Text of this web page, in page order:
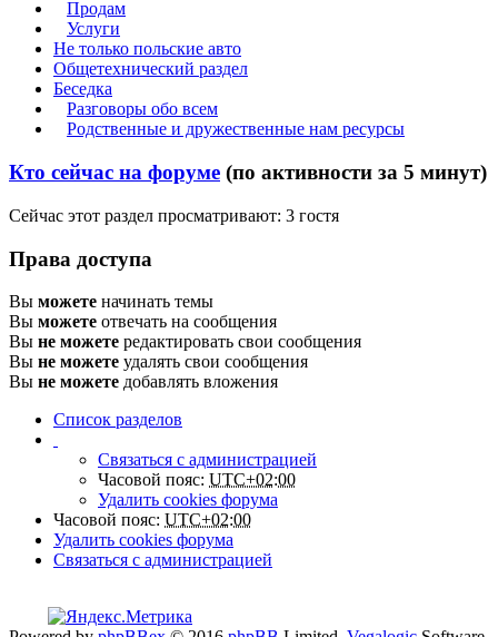
Продам
Услуги
Не только польские авто
Общетехнический раздел
Беседка
Разговоры обо всем
Родственные и дружественные нам ресурсы
Кто сейчас на форуме (по активности за 5 минут)
Сейчас этот раздел просматривают: 3 гостя
Права доступа
Вы можете начинать темы
Вы можете отвечать на сообщения
Вы не можете редактировать свои сообщения
Вы не можете удалять свои сообщения
Вы не можете добавлять вложения
Список разделов
Связаться с администрацией
Часовой пояс: UTC+02:00
Удалить cookies форума
Часовой пояс: UTC+02:00
Удалить cookies форума
Связаться с администрацией